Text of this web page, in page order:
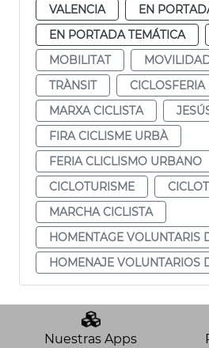
VALENCIA
EN
EN PORTADA TEMÁTICA
MOBILITAT
TRÀNSIT
CICLOSFERIA
MARXA CICLISTA
FIRA CICLISME URBÀ
FERIA CLICLISMO URBANO
CICLOTURISME
MARCHA CICLISTA
HOMENTAGE VOLUNTARIS
HOMENAJE VOLUNTARIOS
Nuestras Apps